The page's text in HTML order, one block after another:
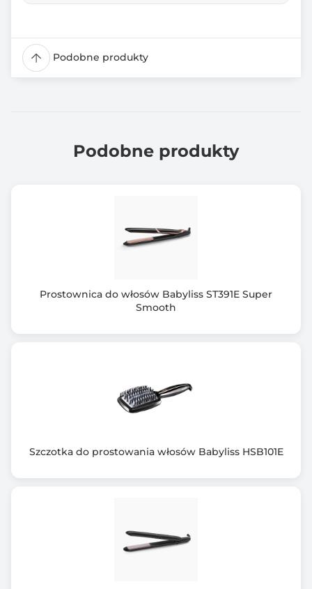
Podobne produkty
Podobne produkty
Prostownica do włosów Babyliss ST391E Super
Smooth
Szczotka do prostowania włosów Babyliss HSB101E